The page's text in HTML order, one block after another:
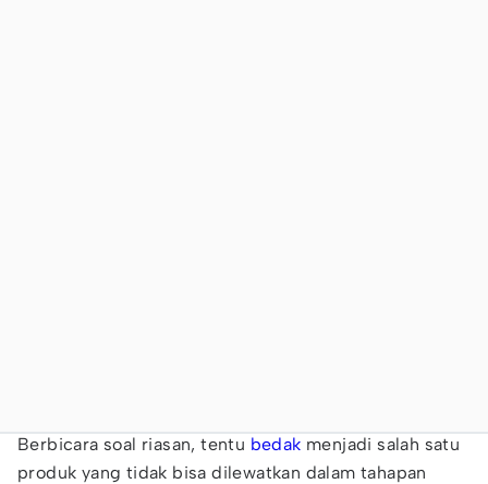
Berbicara soal riasan, tentu bedak menjadi salah satu
produk yang tidak bisa dilewatkan dalam tahapan